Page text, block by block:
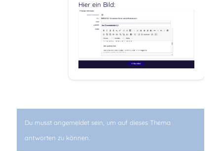
Hier ein Bild:
Du musst angemeldet sein, um auf dieses Thema
antworten zu können.